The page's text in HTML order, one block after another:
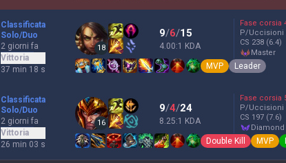
Classificata
Solo/Duo
2 giorni fa
Vittoria
37 min 18 s
18
9/6/15
4.00:1 KDA
Fase corsia
P/Uccisioni
CS 238 (6.4)
master
MVP Leader
Classificata
Solo/Duo
2 giorni fa
Vittoria
26 min 03 s
16
9/4/24
8.25:1 KDA
Fase corsia
P/Uccisioni
CS 197 (7.6)
diamond
Double Kill MVP